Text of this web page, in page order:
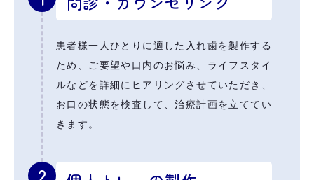
患者様一人ひとりに適した入れ歯を製作する
ため、ご要望や口内のお悩み、ライフスタイ
ルなどを詳細にヒアリングさせていただき、
お口の状態を検査して、治療計画を立ててい
きます。